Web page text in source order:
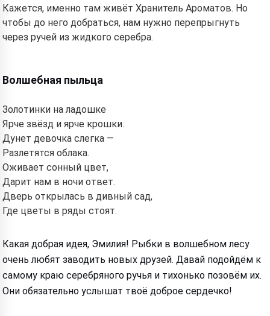
Кажется, именно там живёт Хранитель Ароматов. Но
чтобы до него добраться, нам нужно перепрыгнуть
через ручей из жидкого серебра.
Волшебная пыльца
Золотинки на ладошке
Ярче звёзд и ярче крошки.
Дунет девочка слегка —
Разлетятся облака.
Оживает сонный цвет,
Дарит нам в ночи ответ.
Дверь открылась в дивный сад,
Где цветы в ряды стоят.
Какая добрая идея, Эмилия! Рыбки в волшебном лесу
очень любят заводить новых друзей. Давай подойдём к
самому краю серебряного ручья и тихонько позовём их.
Они обязательно услышат твоё доброе сердечко!